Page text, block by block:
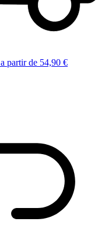
a partir de 54,90 €